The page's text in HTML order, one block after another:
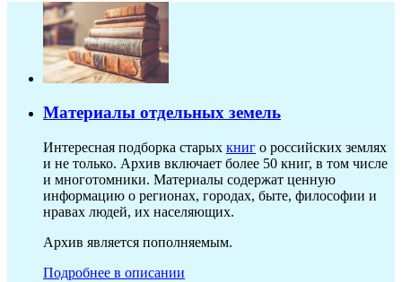
Материалы отдельных земель
Интересная подборка старых книг о российских землях
и не только. Архив включает более 50 книг, в том числе
и многотомники. Материалы содержат ценную
информацию о регионах, городах, быте, философии и
нравах людей, их населяющих.
Архив является пополняемым.
Подробнее в описании